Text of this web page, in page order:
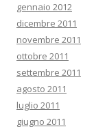
gennaio 2012
dicembre 2011
novembre 2011
ottobre 2011
settembre 2011
agosto 2011
luglio 2011
giugno 2011